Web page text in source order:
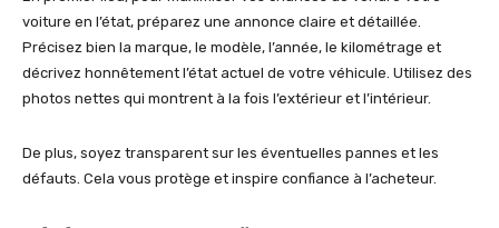
voiture en l’état, préparez une annonce claire et détaillée.
Précisez bien la marque, le modèle, l’année, le kilométrage et
décrivez honnêtement l’état actuel de votre véhicule. Utilisez des
photos nettes qui montrent à la fois l’extérieur et l’intérieur.
De plus, soyez transparent sur les éventuelles pannes et les
défauts. Cela vous protège et inspire confiance à l’acheteur.